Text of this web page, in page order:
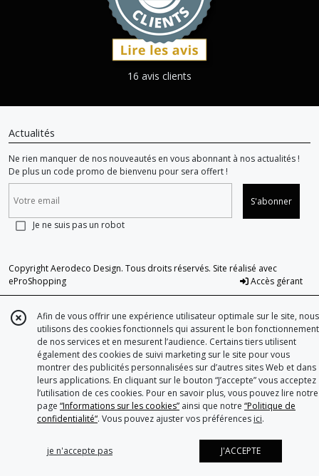
16 avis clients
Actualités
Ne rien manquer de nos nouveautés en vous abonnant à nos actualités !
De plus un code promo de bienvenu pour sera offert !
S'abonner
Je ne suis pas un robot
Copyright Aerodeco Design. Tous droits réservés. Site réalisé avec
eProShopping
Accès gérant
Afin de vous offrir une expérience utilisateur optimale sur le site, nous
utilisons des cookies fonctionnels qui assurent le bon fonctionnement
de nos services et en mesurent l’audience. Certains tiers utilisent
également des cookies de suivi marketing sur le site pour vous
montrer des publicités personnalisées sur d’autres sites Web et dans
leurs applications. En cliquant sur le bouton “J’accepte” vous acceptez
l’utilisation de ces cookies. Pour en savoir plus, vous pouvez lire notre
page “Informations sur les cookies” ainsi que notre “Politique de
confidentialité“. Vous pouvez ajuster vos préférences ici.
je n'accepte pas J'ACCEPTE